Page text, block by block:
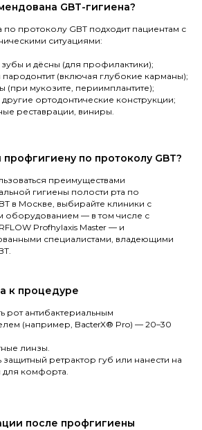
GBT-гигиена?
протоколу GBT подходит пациентам с
ситуациями:
и дёсны (для профилактики);
пародонтит (включая глубокие карманы);
(при мукозите, периимплантите);
ортодонтические конструкции;
реставрации, виниры.
профгигиену по протоколу GBT?
преимуществами
гигиены полости рта по
в Москве, выбирайте клиники с
оборудованием — в том числе с
Profhylaxis Master — и
специалистами, владеющими
к процедуре
рот антибактериальным
(например, BacterX® Pro) — 20–30
линзы.
защитный ретрактор губ или нанести на
для комфорта.
после профгигиены